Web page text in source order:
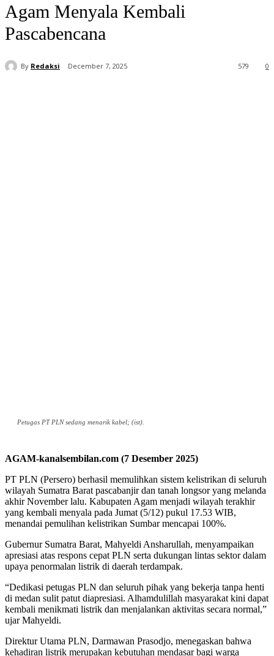
Agam Menyala Kembali
Pascabencana
By Redaksi December 7, 2025 0
579
Petugas PT PLN sedang menarik kabel; (ist).
AGAM-kanalsembilan.com (7 Desember 2025)
PT PLN (Persero) berhasil memulihkan sistem kelistrikan di seluruh
wilayah Sumatra Barat pascabanjir dan tanah longsor yang melanda
akhir November lalu. Kabupaten Agam menjadi wilayah terakhir
yang kembali menyala pada Jumat (5/12) pukul 17.53 WIB,
menandai pemulihan kelistrikan Sumbar mencapai 100%.
Gubernur Sumatra Barat, Mahyeldi Ansharullah, menyampaikan
apresiasi atas respons cepat PLN serta dukungan lintas sektor dalam
upaya penormalan listrik di daerah terdampak.
“Dedikasi petugas PLN dan seluruh pihak yang bekerja tanpa henti
di medan sulit patut diapresiasi. Alhamdulillah masyarakat kini dapat
kembali menikmati listrik dan menjalankan aktivitas secara normal,”
ujar Mahyeldi.
Direktur Utama PLN, Darmawan Prasodjo, menegaskan bahwa
kehadiran listrik merupakan kebutuhan mendasar bagi warga